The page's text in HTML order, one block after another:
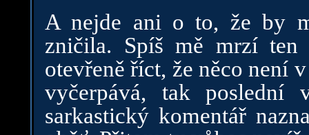
A nejde ani o to, že by
zničila. Spíš mě mrzí ten
otevřeně říct, že něco není
vyčerpává, tak poslední
sarkastický komentář